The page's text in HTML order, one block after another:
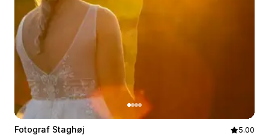
Fotograf Staghøj
5.00